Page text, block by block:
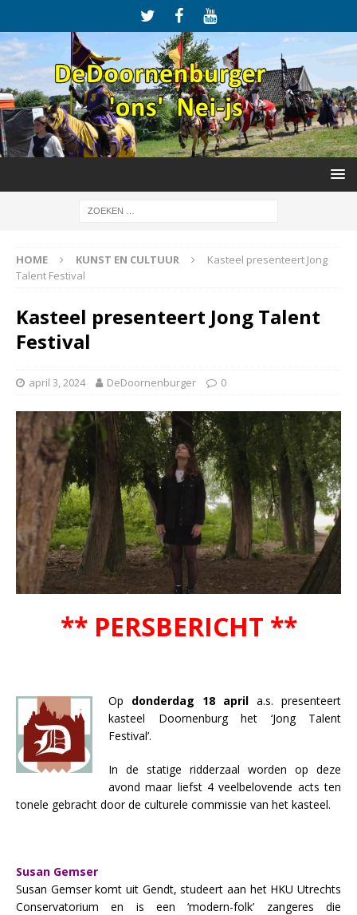
HOME KUNST EN CULTUUR
Kasteel presenteert Jong
Talent Festival
Kasteel presenteert Jong Talent
Festival
april 3, 2024 DeDoornenburger 0
** PERSBERICHT **
Op donderdag 18 april a.s. presenteert
kasteel Doornenburg het ‘Jong Talent
Festival’.
In de statige ridderzaal worden op deze
avond maar liefst 4 veelbelovende acts ten
tonele gebracht door de culturele commissie van het kasteel.
Susan Gemser
Susan Gemser komt uit Gendt, studeert aan het HKU Utrechts
Conservatorium en is een ‘modern-folk’ zangeres die